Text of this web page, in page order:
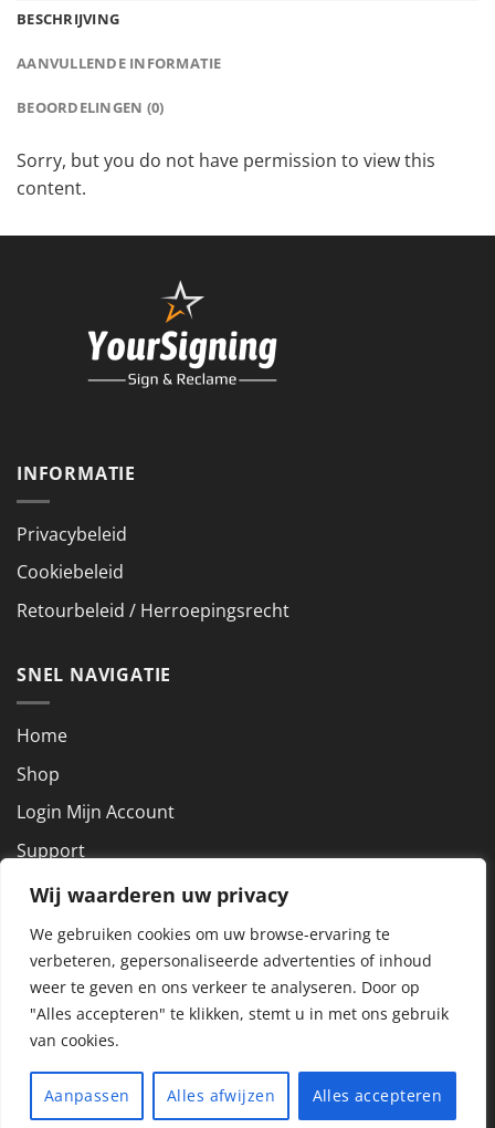
Wij waarderen uw privacy
We gebruiken cookies om uw browse-ervaring te
verbeteren, gepersonaliseerde advertenties of inhoud
weer te geven en ons verkeer te analyseren. Door op
"Alles accepteren" te klikken, stemt u in met ons gebruik
van cookies.
Aanpassen Alles afwijzen Alles accepteren
BESCHRIJVING
AANVULLENDE INFORMATIE
BEOORDELINGEN (0)
Sorry, but you do not have permission to view this
content.
INFORMATIE
Privacybeleid
Cookiebeleid
Retourbeleid / Herroepingsrecht
SNEL NAVIGATIE
Home
Shop
Login Mijn Account
Support
NEEM CONTACT OP
KVK nummer: 72927801
BTW nummer: NL859288857B01
Copyright 2026 ©
Alle rechten voorbehouden Dit Aanbod is
voorzien met YourSigning| Realisatie DE ONLINE ZAAK